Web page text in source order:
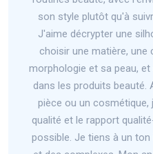
son style plutôt qu'à
J'aime décrypter une
choisir une matière, une
morphologie et sa peau,
dans les produits beauté.
pièce ou un cosmétique,
qualité et le rapport
possible. Je tiens à un